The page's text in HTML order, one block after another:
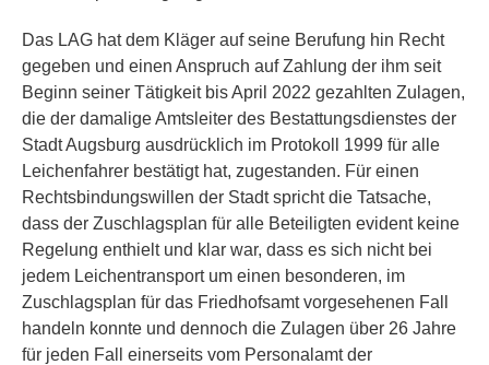
Das LAG hat dem Kläger auf seine Berufung hin Recht
gegeben und einen Anspruch auf Zahlung der ihm seit
Beginn seiner Tätigkeit bis April 2022 gezahlten Zulagen,
die der damalige Amtsleiter des Bestattungsdienstes der
Stadt Augsburg ausdrücklich im Protokoll 1999 für alle
Leichenfahrer bestätigt hat, zugestanden. Für einen
Rechtsbindungswillen der Stadt spricht die Tatsache,
dass der Zuschlagsplan für alle Beteiligten evident keine
Regelung enthielt und klar war, dass es sich nicht bei
jedem Leichentransport um einen besonderen, im
Zuschlagsplan für das Friedhofsamt vorgesehenen Fall
handeln konnte und dennoch die Zulagen über 26 Jahre
für jeden Fall einerseits vom Personalamt der